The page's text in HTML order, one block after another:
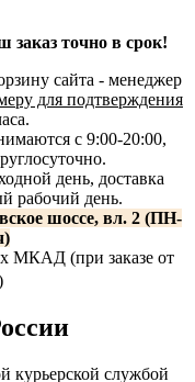
заказ точно в срок!
сайта - менеджер
для подтверждения
с 9:00-20:00,
день, доставка
рабочий день.
шоссе, вл. 2 (ПН-
МКАД (при заказе от
курьерской службой